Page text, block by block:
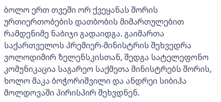
ბოლო ერთ თვეში ორ ქვეყანას შორის
ურთიერთობების დათბობის მიმართულებით
რამდენიმე ნაბიჯი გადაიდგა. გაიმართა
საქართველოს პრემიერ-მინისტრის შეხვედრა
ვოლოდიმირ ზელენსკისთან, შედგა სატელეფონო
კომუნიკაცია საგარეო საქმეთა მინისტრებს შორის,
ხოლო მაკა ბოჭორიშვილი და ანდრეი სიბიჰა
მოლდოვაში პირისპირ შეხვდნენ.